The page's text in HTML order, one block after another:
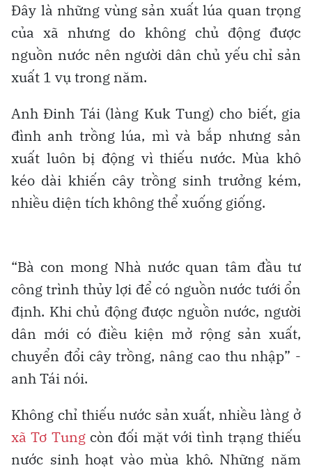
Đây là những vùng sản xuất lúa quan trọng
của xã nhưng do không chủ động được
nguồn nước nên người dân chủ yếu chỉ sản
xuất 1 vụ trong năm.
Anh Đinh Tái (làng Kuk Tung) cho biết, gia
đình anh trồng lúa, mì và bắp nhưng sản
xuất luôn bị động vì thiếu nước. Mùa khô
kéo dài khiến cây trồng sinh trưởng kém,
nhiều diện tích không thể xuống giống.
“Bà con mong Nhà nước quan tâm đầu tư
công trình thủy lợi để có nguồn nước tưới ổn
định. Khi chủ động được nguồn nước, người
dân mới có điều kiện mở rộng sản xuất,
chuyển đổi cây trồng, nâng cao thu nhập” -
anh Tái nói.
Không chỉ thiếu nước sản xuất, nhiều làng ở
xã Tơ Tungcòn đối mặt với tình trạng thiếu
nước sinh hoạt vào mùa khô. Những năm